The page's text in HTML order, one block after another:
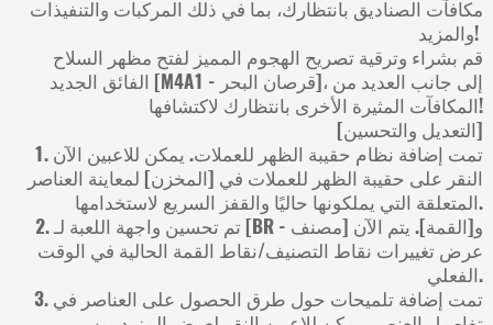
مكافآت الصناديق بانتظارك، بما في ذلك المركبات والتنفيذات
والمزيد!
قم بشراء وترقية تصريح الهجوم المميز لفتح مظهر السلاح
الفائق الجديد [M4A1 - قرصان البحر]، إلى جانب العديد من
المكافآت المثيرة الأخرى بانتظارك لاكتشافها!
[التعديل والتحسين]
1. تمت إضافة نظام حقيبة الظهر للعملات. يمكن للاعبين الآن
النقر على حقيبة الظهر للعملات في [المخزن] لمعاينة العناصر
المتعلقة التي يملكونها حاليًا والقفز السريع لاستخدامها.
2. تم تحسين واجهة اللعبة لـ [BR - مصنف] و[القمة]. يتم الآن
عرض تغييرات نقاط التصنيف/نقاط القمة الحالية في الوقت
الفعلي.
3. تمت إضافة تلميحات حول طرق الحصول على العناصر في